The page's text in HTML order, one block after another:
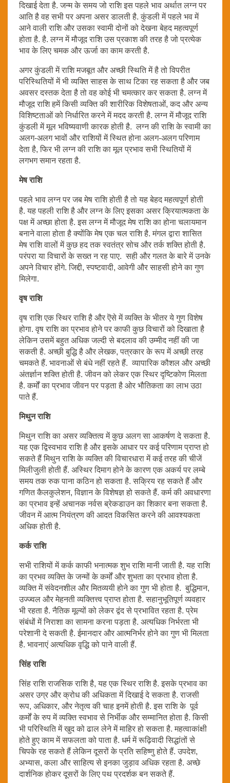
दिखाई देता है. जन्म के समय जो राशि इस पहले भाव अर्थात लग्न पर
आति है वह सभी पर अपना असर डालती है. कुंडली में पहले भव में
आने वाली राशि और उसका स्वामी दोनों को देखना बेहद महत्वपूर्ण
होता है. है. लग्न में मौजूद राशि उस प्रकाश की तरह है जो प्रत्येक
भाव के लिए चमक और ऊर्जा का काम करती है.
अगर कुंडली में राशि मजबूत और अच्छी स्थिति में है तो विपरीत
परिस्थितियों में भी व्यक्ति साहस के साथ टिका रह सकता है और जब
अवसर दस्तक देता है तो वह कोई भी चमत्कार कर सकता है. लग्न में
मौजूद राशि हमें किसी व्यक्ति की शारीरिक विशेषताओं, कद और अन्य
विशिष्टताओं को निर्धारित करने में मदद करती है. लग्न में मौजूद राशि
कुंडली में मूल भविष्यवाणी कारक होती है. लग्न की राशि के स्वामी का
अलग-अलग भावों और राशियों में स्थित होना अलग-अलग परिणाम
देता है, फिर भी लग्न की राशि का मूल प्रभाव सभी स्थितियों में
लगभग समान रहता है.
मेष राशि
पहले भाव लग्न पर जब मेष राशि होती है तो यह बेहद महत्वपूर्ण होती
है. यह पहली राशि है और लग्न के लिए इसका असर क्रियात्मकता के
पक्ष में अच्छा होता है. इस लग्न में मौजूद मेष राशि का होना चलायमान
बनाने वाला होता है क्योंकि मेष एक चल राशि है. मंगल द्वारा शासित
मेष राशि वालों में कुछ हद तक स्वतंत्र सोच और तर्क शक्ति होती है.
परंपरा या विचारों के सख्त न रह पाए. सही और गलत के बारे में उनके
अपने विचार होंगे. जिद्दी, स्पष्टवादी, आवेगी और साहसी होने का गुण
मिलेगा.
वृष राशि
वृष राशि एक स्थिर राशि है और ऎसे में व्यक्ति के भीतर ये गुण विशेष
होगा. वृष राशि का प्रभाव होने पर काफी कुछ विचारों को दिखाता है
लेकिन उसमें बहुत अधिक जल्दी से बदलाव की उम्मीद नहीं की जा
सकती है. अच्छी बुद्धि है और लेखक, पत्रकार के रूप में अच्छी तरह
चमकते हैं. भावनाओं से बंधे नहीं रहते हैं. व्यापारिक कौशल और अच्छी
अंतर्ज्ञान शक्ति होती है. जीवन को लेकर एक स्थिर दृष्टिकोण मिलता
है. कर्मों का प्रभाव जीवन पर पड़ता है ओर भौतिकता का लाभ उठा
पाते हैं.
मिथुन राशि
मिथुन राशि का असर व्यक्तित्व में कुछ अलग सा आकर्षण दे सकता है.
यह एक द्विस्वभाव राशि है और इसके आधार पर कई परिणाम प्राप्त हो
सकते हैं मिथुन राशि के व्यक्ति की विचारधारा में कई तरह की चीजें
मिलीजुली होती हैं. अस्थिर दिमाग होने के कारण एक अकर्य पर लम्बे
समय तक रुक पाना कठिन हो सकता है. सक्रिय रह सकते हैं और
गणित कैलकुलेशन, विज्ञान के विशेषज्ञ हो सकते हैं. कर्म की अवधारणा
का प्रभाव इन्हें अचानक नर्वस ब्रेकडाउन का शिकार बना सकता है.
जीवन में आत्म नियंत्रण की आदत विकसित करने की आवश्यकता
अधिक होती है.
कर्क राशि
सभी राशियों में कर्क काफी भनात्मक शुभ राशि मानी जाती है. यह राशि
का प्रभव व्यक्ति के जन्मों के कर्मों और शुभता का प्रभाव होता है.
व्यक्ति में संवेदनशील और मितव्ययी होने का गुण भी होता है. बुद्धिमान,
उज्ज्वल और मेहनती व्यक्तित्त्व प्राप्त होता है. सहानुभूतिपूर्ण व्यवहार
भी रहता है. नैतिक मूल्यों को लेकर द्वंद से प्रभावित रहता है. प्रेम
संबंधों में निराशा का सामना करना पड़ता है. अत्यधिक निर्भरता भी
परेशानी दे सकती है. ईमानदार और आत्मनिर्भर होने का गुण भी मिलता
है. भावनाएं अत्यधिक वृद्धि को पाने वाली हैं.
सिंह राशि
सिंह राशि राजसिक राशि है, यह एक स्थिर राशि है. इसके प्रभाव का
असर उग्र और क्रोध की अधिकता में दिखाई दे सकता है. राजसी
रूप, अधिकार, और नेतृत्व की चाह इनमें होती है. इस राशि के पूर्व
कर्मों के रुप में व्यक्ति स्वभाव से निर्भीक और सम्मानित होता है. किसी
भी परिस्थिति में खुद को ढाल लेने में माहिर हो सकता है. महत्वाकांक्षी
होते हुए काम में सफलता को पाता है. धर्म में रूढ़िवादी सिद्धांतों से
चिपके रह सकते हैं लेकिन दूसरों के प्रति सहिष्णु होते हैं. उपदेश,
अभ्यास, कला और साहित्य से इनका जुड़ाव अधिक रहता है. अच्छे
दार्शनिक होकर दूसरों के लिए पथ प्रदर्शक बन सकते हैं.